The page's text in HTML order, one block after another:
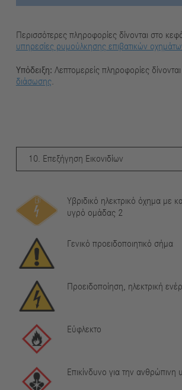
Περισσότερες πληροφορίες δίνονται στο
υπηρεσίες ρυμούλκησης επιβατικών
Υπόδειξη: Λεπτομερείς πληροφορίες
διάσωσης.
10. Επεξήγηση Εικονιδίων
Υβριδικό ηλεκτρικό όχημα με
υγρό ομάδας 2
Γενικό προειδοποιητικό σήμα
Προειδοποίηση, ηλεκτρική
Εύφλεκτο
Επικίνδυνο για την ανθρώπινη